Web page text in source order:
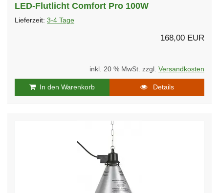
LED-Flutlicht Comfort Pro 100W
Lieferzeit: 3-4 Tage
168,00 EUR
inkl. 20 % MwSt. zzgl. Versandkosten
In den Warenkorb Details